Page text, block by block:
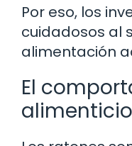
Por eso, los
cuidadosos al
alimentación
El